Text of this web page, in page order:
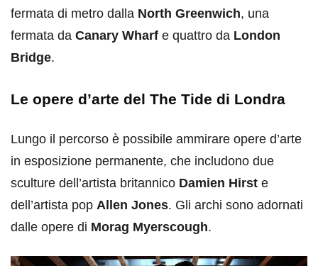
fermata di metro dalla North Greenwich, una
fermata da Canary Wharf e quattro da London
Bridge.
Le opere d’arte del The Tide di Londra
Lungo il percorso è possibile ammirare opere d’arte
in esposizione permanente, che includono due
sculture dell’artista britannico Damien Hirst e
dell’artista pop Allen Jones. Gli archi sono adornati
dalle opere di Morag Myerscough.